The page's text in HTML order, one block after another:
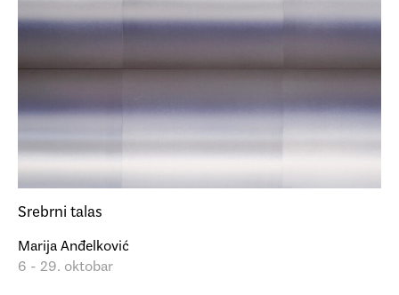
Srebrni talas
Marija Anđelković
6 - 29. oktobar